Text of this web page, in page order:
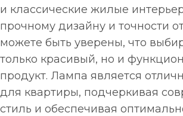
и классические жилые
прочному дизайну и точности
можете быть уверены, что
только красивый, но и
продукт. Лампа является
для квартиры, подчеркивая
стиль и обеспечивая